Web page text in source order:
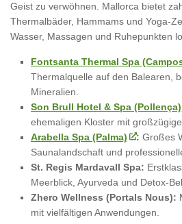
Geist zu verwöhnen. Mallorca bietet
Thermalbäder, Hammams und Yoga-
Wasser, Massagen und Ruhepunkten
Fontsanta Thermal Spa
Thermalquelle auf den Balearen,
Mineralien.
Son Brull Hotel & Spa (Pollença)
ehemaligen Kloster mit
Arabella Spa (Palma)
: Großes
Saunalandschaft und
St. Regis Mardavall Spa:
Meerblick, Ayurveda und Detox-
Zhero Wellness (Portals Nous):
mit vielfältigen Anwendungen.